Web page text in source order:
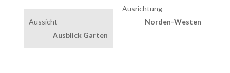
Ausrichtung
Norden-Westen
Aussicht
Ausblick Garten